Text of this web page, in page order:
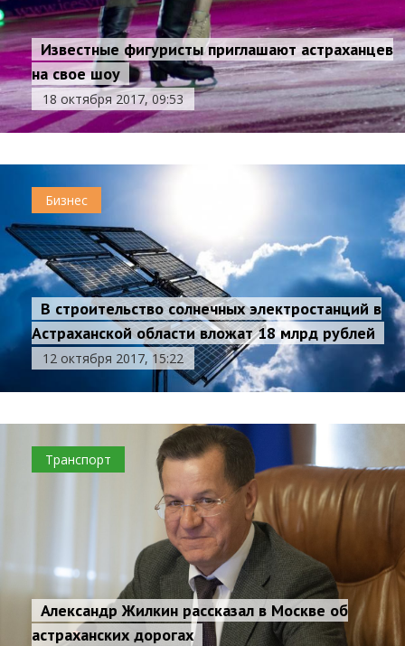
Известные фигуристы приглашают астраханцев
на свое шоу
18 октября 2017, 09:53
Бизнес
В строительство солнечных электростанций в
Астраханской области вложат 18 млрд рублей
12 октября 2017, 15:22
Транспорт
Александр Жилкин рассказал в Москве об
астраханских дорогах